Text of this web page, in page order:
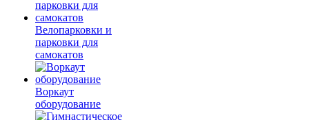
Велопарковки и
парковки для
самокатов
Воркаут
оборудование